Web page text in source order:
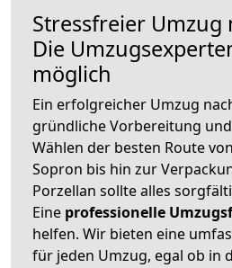
Stressfreier Umzug
Die
möglich
Ein erfolgreicher Umzug
gründliche Vorbereitung
Wählen der besten Route
Sopron bis hin zur
Porzellan sollte alles
Eine professionelle
helfen. Wir bieten eine
für jeden Umzug, egal ob in